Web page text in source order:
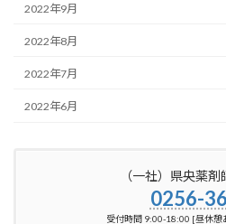
2022年9月
2022年8月
2022年7月
2022年6月
（一社）県央薬
0256-
受付時間 9:00-18:00 [昼休憩